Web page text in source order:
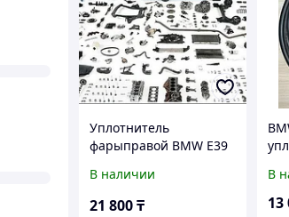
Уплотнитель
фарыправой BMW E39
В наличии
21 800₸
В
13